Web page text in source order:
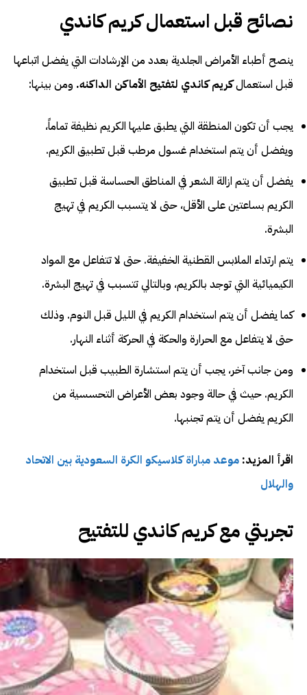
نصائح قبل استعمال كريم كاندي
ينصح أطباء الأمراض الجلدية بعدد من الإرشادات التي يفضل اتباعها
قبل استعمالكريم كاندي لتفتيح الأماكن الداكنه. ومن بينها:
يجب أن تكون المنطقة التي يطبق عليها الكريم نظيفة تماماً،
ويفضل أن يتم استخدام غسول مرطب قبل تطبيق الكريم.
يفضل أن يتم ازالة الشعر في المناطق الحساسة قبل تطبيق
الكريم بساعتين على الأقل، حتى لا يتسبب الكريم في تهيج
البشرة.
يتم ارتداء الملابس القطنية الخفيفة. حتى لا تتفاعل مع المواد
الكيميائية التي توجد بالكريم، وبالتالي تتسبب في تهيج البشرة.
كما يفضل أن يتم استخدام الكريم في الليل قبل النوم. وذلك
حتى لا يتفاعل مع الحرارة والحكة في الحركة أثناء النهار.
ومن جانب آخر، يجب أن يتم استشارة الطبيب قبل استخدام
الكريم. حيث في حالة وجود بعض الأعراض التحسسية من
الكريم يفضل أن يتم تجنبها.
اقرأ المزيد: موعد مباراة كلاسيكو الكرة السعودية بين الاتحاد
والهلال
تجربتي مع كريم كاندي للتفتيح